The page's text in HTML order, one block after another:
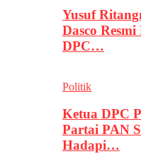
Yusuf
Dasco
DPC…
Politik
Ketua DPC
Partai PAN
Hadapi…